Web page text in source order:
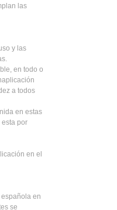
las
y las
en todo o
a todos
en estas
por
en el
en
se